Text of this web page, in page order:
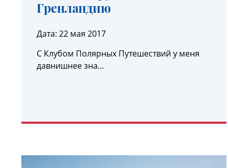
Гренландию
Дата: 22 мая 2017
С Клубом Полярных Путешествий у меня
давнишнее зна...
УЗНАТЬ ПОДРОБНЕЕ